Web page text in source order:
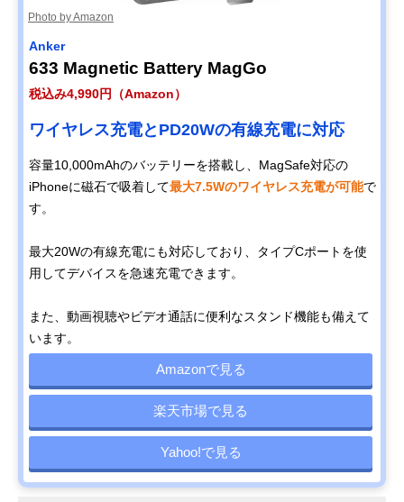
Photo by Amazon
Anker
633 Magnetic Battery MagGo
税込み4,990円（Amazon）
ワイヤレス充電とPD20Wの有線充電に対応
容量10,000mAhのバッテリーを搭載し、MagSafe対応の
iPhoneに磁石で吸着して最大7.5Wのワイヤレス充電が可能で
す。
最大20Wの有線充電にも対応しており、タイプCポートを使
用してデバイスを急速充電できます。
また、動画視聴やビデオ通話に便利なスタンド機能も備えて
います。
Amazonで見る
楽天市場で見る
Yahoo!で見る